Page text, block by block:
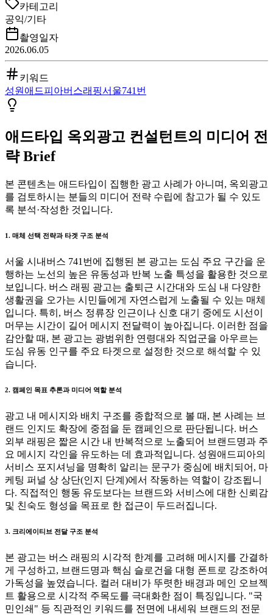
카테고리
공익/기타
촬영일자
2026.06.05
키워드
성원애드피아버스래핑서울741번
애드타입 옥외광고 컨설턴트의 미디어 전
략 Brief
본 콘텐츠는 애드타입이 집행한 광고 사례가 아니며, 옥외광고
를 검토하시는 분들의 미디어 전략 수립에 참고가 될 수 있도
록 분석·작성한 것입니다.
1. 매체 선택 전략과 타겟 구조 분석
서울 시내버스 741번에 집행된 본 광고는 도심 주요 구간을 운
행하는 노선의 높은 유동성과 반복 노출 특성을 활용한 것으로
보입니다. 버스 래핑 광고는 출퇴근 시간대와 도심 내 다양한
생활권을 오가는 시민들에게 자연스럽게 노출될 수 있는 매체
입니다. 특히, 버스 정류장 인근이나 신호 대기 중에도 시선이
머무는 시간이 길어 메시지 전달력이 높아집니다. 이러한 점을
감안할 때, 본 광고는 광범위한 연령대와 직업군을 아우르는
도심 유동 인구를 주요 타겟으로 설정한 것으로 해석할 수 있
습니다.
2. 캠페인 목표 추론과 미디어 역할 분석
광고 내 메시지와 배치 구조를 종합적으로 볼 때, 본 사례는 브
랜드 인지도 확장에 중점을 둔 캠페인으로 판단됩니다. 버스
외부 래핑은 짧은 시간 내 반복적으로 노출되어 브랜드명과 주
요 메시지 각인을 유도하는 데 효과적입니다. 성원애드피아의
서비스 포지셔닝을 명확히 알리는 문구가 중심에 배치되어, 마
케팅 퍼널 상 상단(인지 단계)에서 작동하는 역할이 강조됩니
다. 직접적인 행동 유도보다는 브랜드와 서비스에 대한 신뢰감
및 친숙도 형성을 목표로 한 접근이 두드러집니다.
3. 크리에이티브 전달 구조 분석
본 광고는 버스 래핑의 시각적 한계를 고려해 메시지를 간결하
게 구성하고, 브랜드명과 핵심 슬로건을 대형 폰트로 강조하여
가독성을 높였습니다. 컬러 대비가 뚜렷한 배경과 메인 오브젝
트 활용으로 시각적 주목도를 극대화한 점이 특징입니다. "국
민인쇄" 등 직관적인 키워드를 전면에 내세워 브랜드의 전문